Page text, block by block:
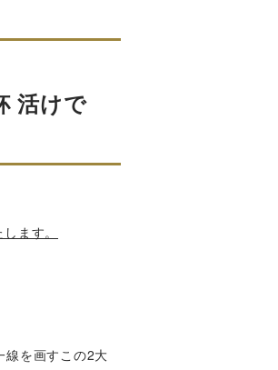
活けで
ます。
線を画すこの2大